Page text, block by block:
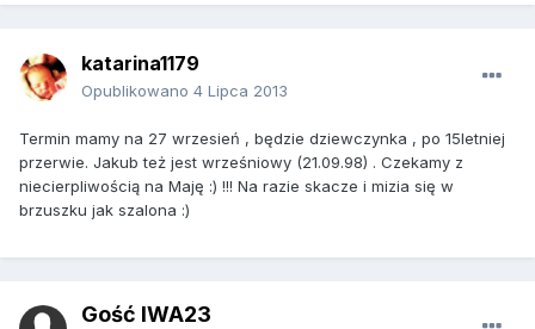
katarina1179
Opublikowano 4 Lipca 2013
Termin mamy na 27 wrzesień , będzie dziewczynka , po 15letniej
przerwie. Jakub też jest wrześniowy (21.09.98) . Czekamy z
niecierpliwością na Maję :) !!! Na razie skacze i mizia się w
brzuszku jak szalona :)
Gość IWA23